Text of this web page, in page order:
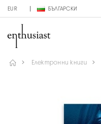
EUR БЪЛГАРСКИ
Електронни книги